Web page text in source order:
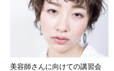
美容師さんに向けての講習会